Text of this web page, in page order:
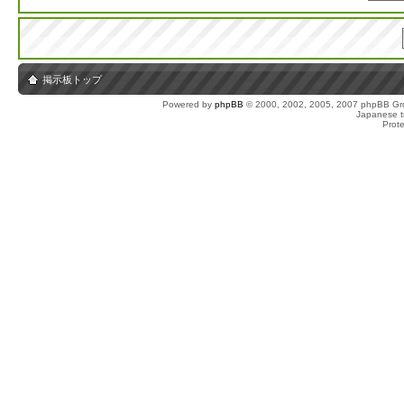
掲示板トップ
Powered by phpBB © 2000, 2002, 2005, 2007 phpBB
Japanese